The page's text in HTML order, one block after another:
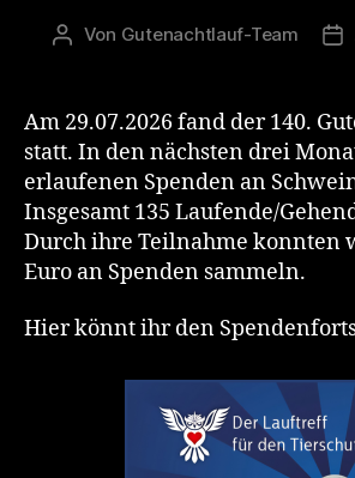
Beitragsautor
Von Gutenachtlauf-Team
Am 29.07.2026 fand der 140.
statt. In den nächsten drei
erlaufenen Spenden an
Insgesamt 135 Laufende/
Durch ihre Teilnahme konnten
Euro an Spenden sammeln.
Hier könnt ihr den